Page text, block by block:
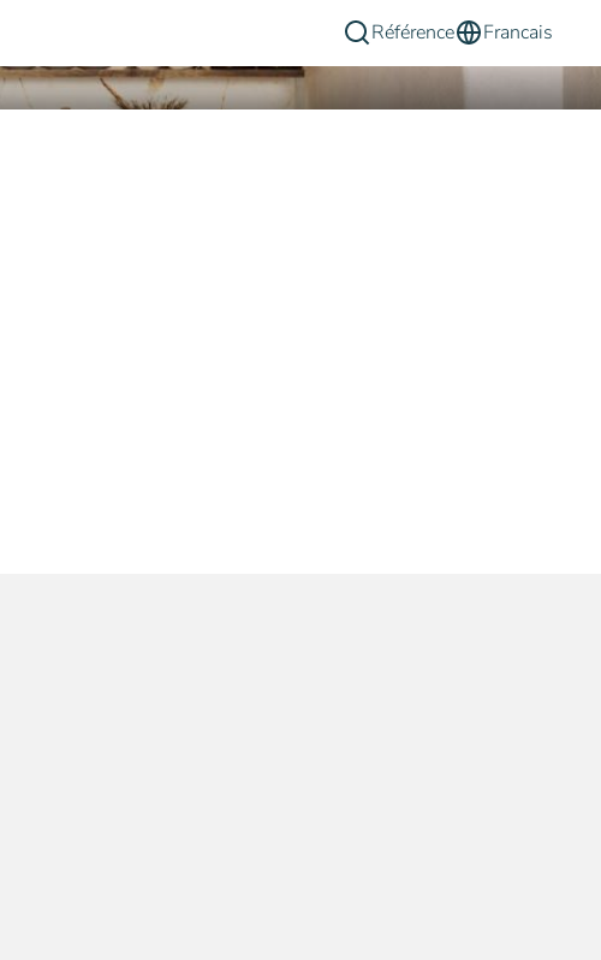
Référence Francais